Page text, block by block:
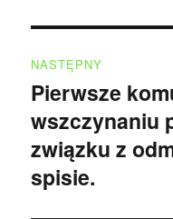
NASTĘPNY
Następny
wpis:
Pierwsze
wszczynaniu
związku z
spisie.